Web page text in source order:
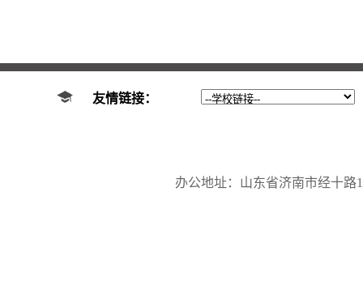
友情链接：
办公地址：山东省济南市经十路